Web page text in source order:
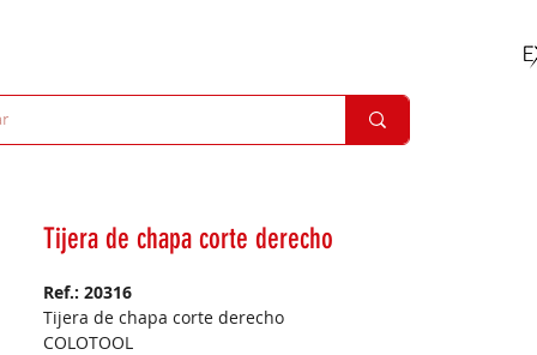
Tijera de chapa corte derecho
Ref.: 20316
Tijera de chapa corte derecho
COLOTOOL